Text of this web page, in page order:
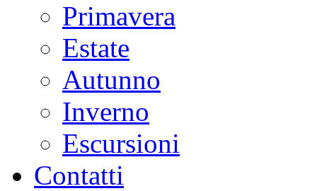
Primavera
Estate
Autunno
Inverno
Escursioni
Contatti